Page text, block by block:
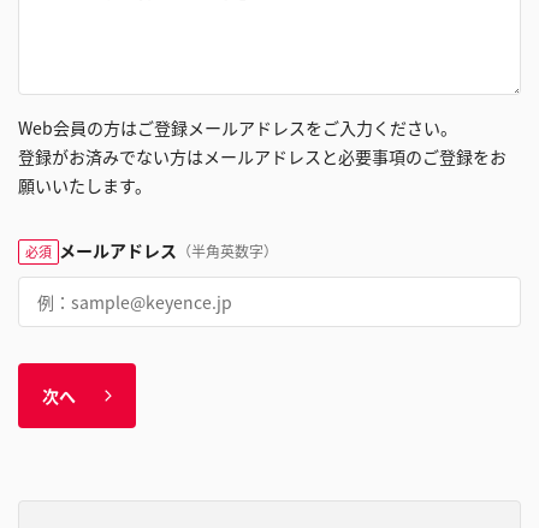
Web会員の方はご登録メールアドレスをご入力ください。
登録がお済みでない方はメールアドレスと必要事項のご登録をお
願いいたします。
必須 メールアドレス （半角英数字）
次へ